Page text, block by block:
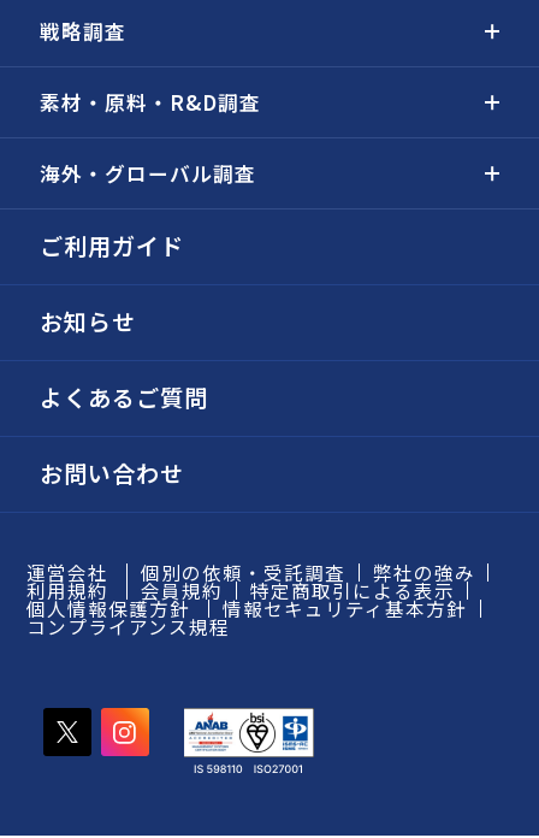
戦略調査
素材・原料・R&D調査
海外・グローバル調査
ご利用ガイド
お知らせ
よくあるご質問
お問い合わせ
運営会社 個別の依頼・受託調査 弊社の強み
利用規約 会員規約 特定商取引による表示
個人情報保護方針 情報セキュリティ基本方針
コンプライアンス規程